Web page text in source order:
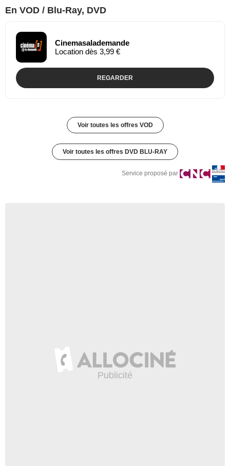
En VOD / Blu-Ray, DVD
Cinemasalademande
Location dès 3,99 €
REGARDER
Voir toutes les offres VOD
Voir toutes les offres DVD BLU-RAY
Service proposé par